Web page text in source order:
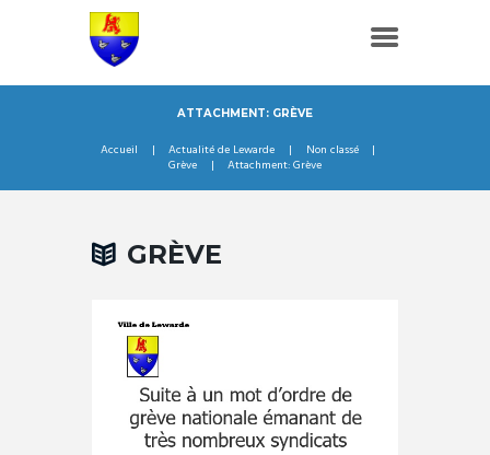
ATTACHMENT: GRÈVE
Accueil Actualité de Lewarde
Non classé
Grève
Attachment: Grève
GRÈVE